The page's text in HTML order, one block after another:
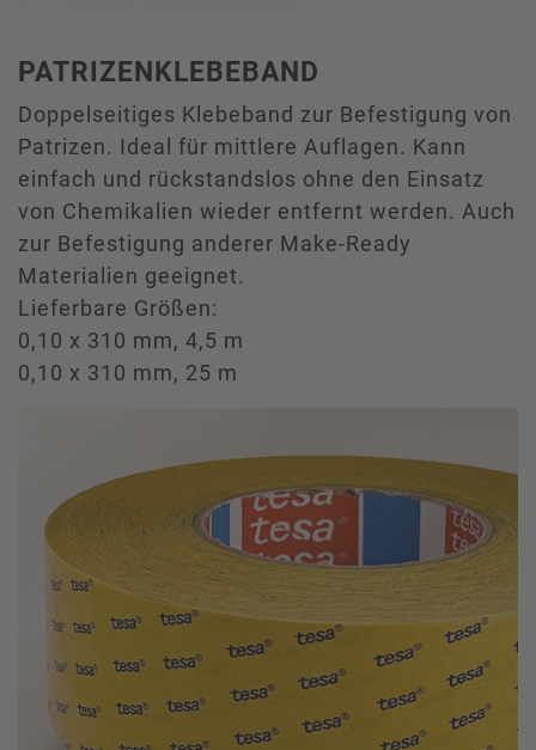
PATRIZENKLEBEBAND
Doppelseitiges Klebeband zur Befestigung von
Patrizen. Ideal für mittlere Auflagen. Kann
einfach und rückstandslos ohne den Einsatz
von Chemikalien wieder entfernt werden. Auch
zur Befestigung anderer Make-Ready
Materialien geeignet.
Lieferbare Größen:
0,10 x 310 mm, 4,5 m
0,10 x 310 mm, 25 m